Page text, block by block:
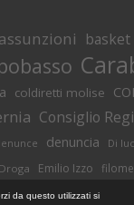
assunzioni basket
coldiretti molise
Consiglio
denuncia Di
Droga Emilio Izzo
M5S
da questo utilizzati si